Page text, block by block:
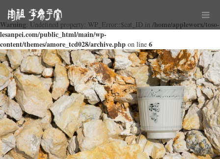
Warning: Undefined property: WP_Error::$cat_ID in /home/appleworx/toso-
lesanpei.com/public_html/main/wp-
content/themes/amore_tcd028/archive.php on line 6